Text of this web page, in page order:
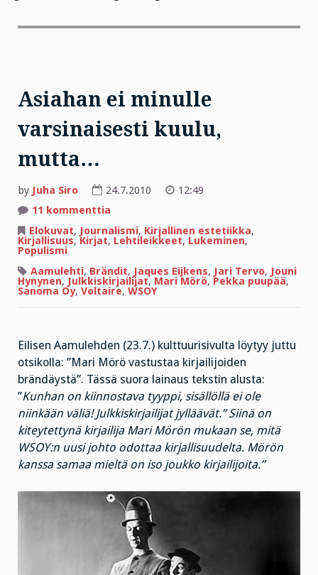
Asiahan ei minulle
varsinaisesti kuulu,
mutta…
by Juha Siro 24.7.2010
12:49
11 kommenttia
ei
minulle
mutta…
Elokuvat, Journalismi, Kirjallinen estetiikka,
Kirjallisuus, Kirjat, Lehtileikkeet, Lukeminen,
Populismi
Aamulehti, Brändit, Jaques Eijkens, Jari Tervo, Jouni
Hynynen, Julkkiskirjailijat, Mari Mörö, Pekka puupää,
Sanoma Oy, Voltaire, WSOY
Eilisen Aamulehden (23.7.) kulttuurisivulta löytyy juttu
otsikolla: ”Mari Mörö vastustaa kirjailijoiden
brändäystä”. Tässä suora lainaus tekstin alusta:
”Kunhan on kiinnostava tyyppi, sisällöllä ei ole
niinkään väliä! Julkkiskirjailijat jylläävät.” Siinä on
kiteytettynä kirjailija Mari Mörön mukaan se, mitä
WSOY:n uusi johto odottaa kirjallisuudelta. Mörön
kanssa samaa mieltä on iso joukko kirjailijoita.”